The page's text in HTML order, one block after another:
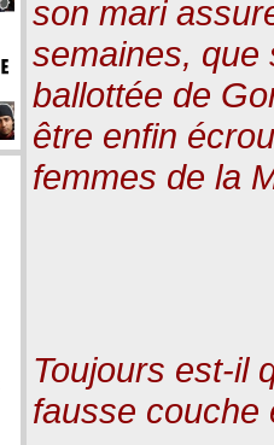
son mari
semaines, que
ballottée de
être enfin
femmes de la
Toujours est-il
fausse couche